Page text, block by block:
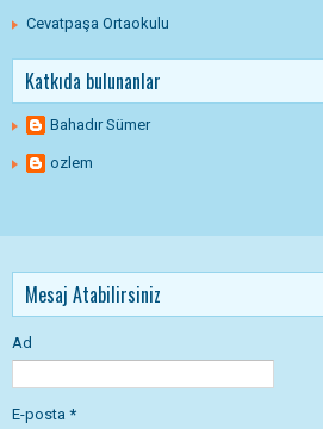
Cevatpaşa Ortaokulu
Katkıda bulunanlar
Bahadır Sümer
ozlem
Mesaj Atabilirsiniz
Ad
E-posta *